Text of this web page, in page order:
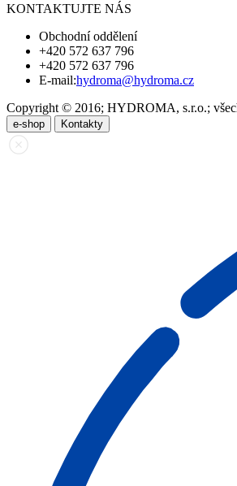
KONTAKTUJTE NÁS
Obchodní oddělení
+420 572 637 796
+420 572 637 796
E-mail:hydroma@hydroma.cz
Copyright © 2016; HYDROMA, s.r.o.;
e-shop Kontakty